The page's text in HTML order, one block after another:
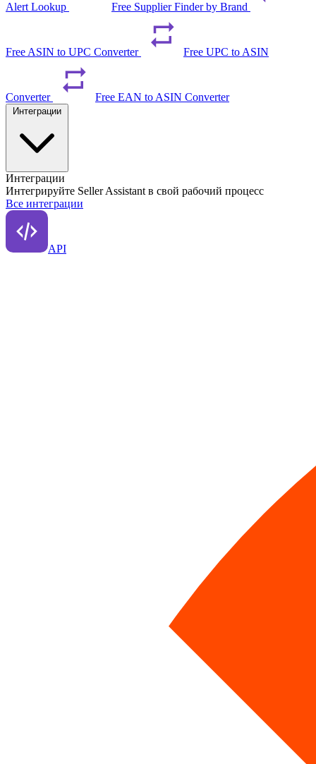
Alert Lookup Free Supplier Finder by Brand
Free ASIN to UPC Converter Free UPC to ASIN
Converter Free EAN to ASIN Converter
Интеграции
Интегрируйте Seller Assistant в свой рабочий процесс
Все интеграции
API